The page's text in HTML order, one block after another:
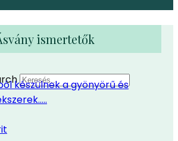
ismertetők
készülnek a gyönyörű és